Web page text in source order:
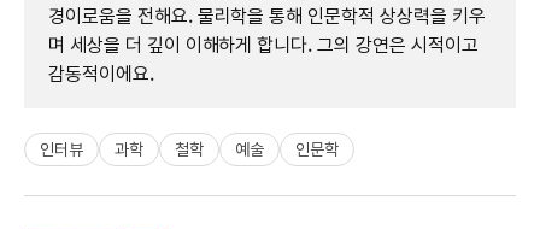
경이로움을 전해요. 물리학을 통해 인문학적 상상력을 키우
며 세상을 더 깊이 이해하게 합니다. 그의 강연은 시적이고
감동적이에요.
인터뷰 과학 철학 예술 인문학